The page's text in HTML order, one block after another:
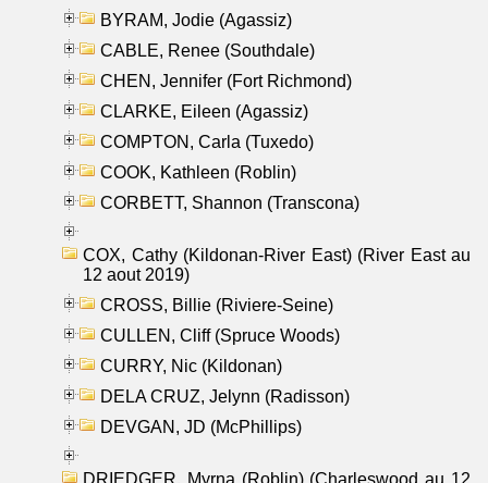
BYRAM, Jodie (Agassiz)
CABLE, Renee (Southdale)
CHEN, Jennifer (Fort Richmond)
CLARKE, Eileen (Agassiz)
COMPTON, Carla (Tuxedo)
COOK, Kathleen (Roblin)
CORBETT, Shannon (Transcona)
COX, Cathy (Kildonan-River East) (River East au
12 aout 2019)
CROSS, Billie (Riviere-Seine)
CULLEN, Cliff (Spruce Woods)
CURRY, Nic (Kildonan)
DELA CRUZ, Jelynn (Radisson)
DEVGAN, JD (McPhillips)
DRIEDGER, Myrna (Roblin) (Charleswood au 12